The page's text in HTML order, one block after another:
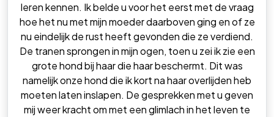
leren kennen. Ik belde u voor het eerst met de vraag
hoe het nu met mijn moeder daarboven ging en of ze
nu eindelijk de rust heeft gevonden die ze verdiend.
De tranen sprongen in mijn ogen, toen u zei ik zie een
grote hond bij haar die haar beschermt. Dit was
namelijk onze hond die ik kort na haar overlijden heb
moeten laten inslapen. De gesprekken met u geven
mij weer kracht om met een glimlach in het leven te